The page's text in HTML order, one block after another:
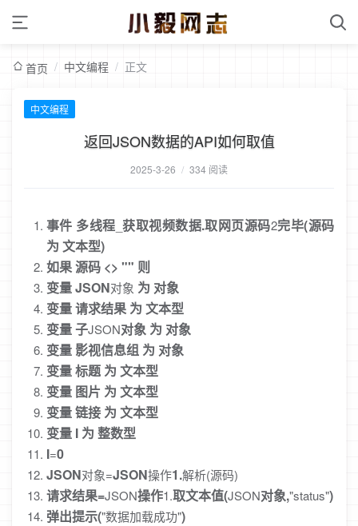
首页 / 中文编程 / 正文
中文编程
返回JSON数据的API如何取值
2025-3-26 / 334 阅读
事件 多线程 获取视频数据.取网页源码2完毕(源码
为 文本型)
如果源码 <> "" 则
变量JSON对象 为 对象
变量请求结果 为 文本型
变量子JSON对象 为 对象
变量 影视信息组 为 对象
变量标题 为 文本型
变量 图片 为 文本型
变量链接 为 文本型
变量 I 为 整数型
I=0
JSON对象=JSON操作1.解析(源码)
请求结果=JSON操作1.取文本值(JSON对象,"status")
弹出提示("数据加载成功")